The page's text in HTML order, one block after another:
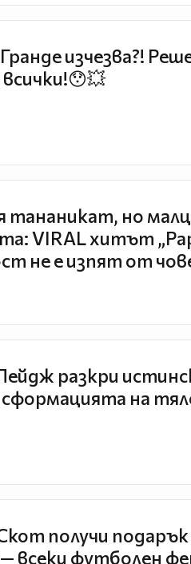
изчезва?!
тананикат, но
VIRAL хитът
не е изпят от
разкри
на
получи
всеки футболен